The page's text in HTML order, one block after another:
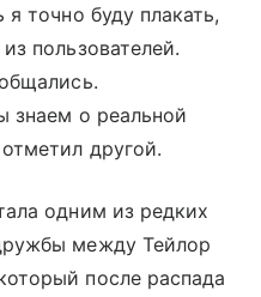
точно буду плакать,
пользователей.
знаем о реальной
другой.
одним из редких
между Тейлор
после распада